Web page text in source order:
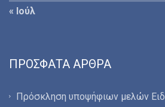
« Ιούλ
ΠΡΌΣΦΑΤΑ ΆΡΘΡΑ
Πρόσκληση υποψήφιων μελών